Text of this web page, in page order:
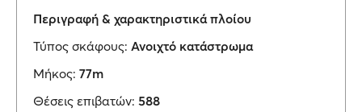
Περιγραφή & χαρακτηριστικά πλοίου
Τύπος σκάφους: Ανοιχτό κατάστρωμα
Μήκος: 77m
Θέσεις επιβατών: 588